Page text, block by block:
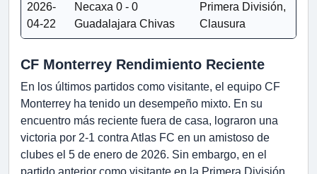
2026-
04-22
Necaxa 0 - 0
Guadalajara Chivas
Primera División,
Clausura
CF Monterrey Rendimiento Reciente
En los últimos partidos como visitante, el equipo CF
Monterrey ha tenido un desempeño mixto. En su
encuentro más reciente fuera de casa, lograron una
victoria por 2-1 contra Atlas FC en un amistoso de
clubes el 5 de enero de 2026. Sin embargo, en el